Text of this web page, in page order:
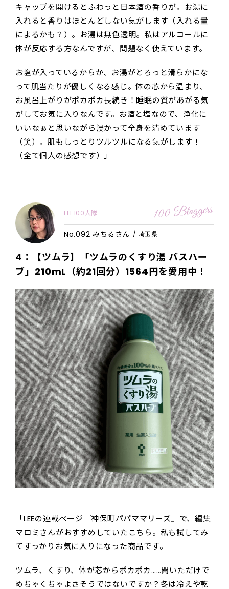
キャップを開けるとふわっと日本酒の香りが。お湯に
入れると香りはほとんどしない気がします（入れる量
によるかも？）。お湯は無色透明。私はアルコールに
体が反応する方なんですが、問題なく使えています。
お塩が入っているからか、お湯がとろっと滑らかにな
って肌当たりが優しくなる感じ。体の芯から温まり、
お風呂上がりがポカポカ長続き！睡眠の質があがる気
がしてお気に入りなんです。お酒と塩なので、浄化に
いいなぁと思いながら浸かって全身を清めています
（笑）。肌もしっとりツルツルになる気がします！
（全て個人の感想です）」
LEE100人隊
No.092 みちるさん / 埼玉県
4：【ツムラ】「ツムラのくすり湯 バスハー
ブ」210mL（約21回分）1564円を愛用中！
「LEEの連載ページ『神保町パパママリーズ』で、編集
マロミさんがおすすめしていたこちら。私も試してみ
てすっかりお気に入りになった商品です。
ツムラ、くすり、体が芯からポカポカ……聞いただけで
めちゃくちゃよさそうではないですか？冬は冷えや乾